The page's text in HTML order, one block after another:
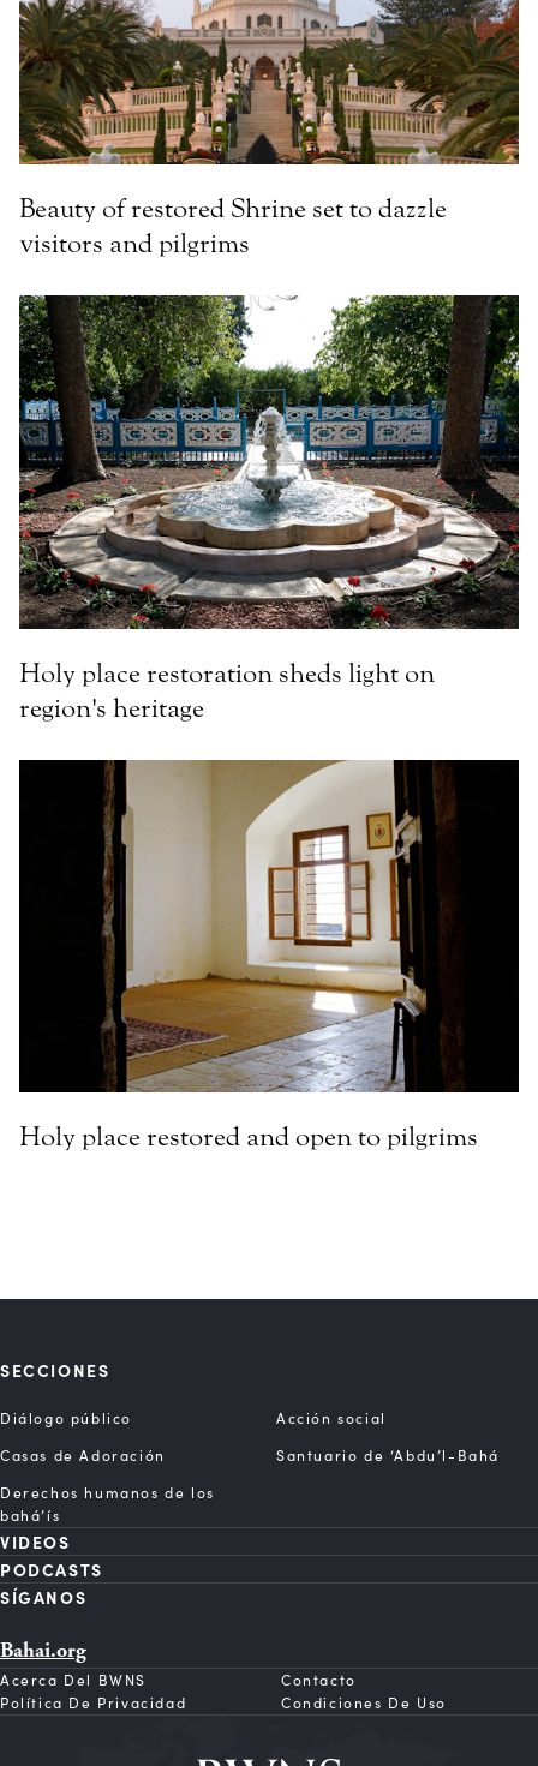
Beauty of restored Shrine set to dazzle
visitors and pilgrims
Holy place restoration sheds light on
region's heritage
Holy place restored and open to pilgrims
SECCIONES
Diálogo público
Acción social
Casas de Adoración
Santuario de ‘Abdu’l-Bahá
Derechos humanos de los
bahá’ís
VIDEOS
PODCASTS
SÍGANOS
Bahai.org
Acerca Del BWNS
Contacto
Política De Privacidad
Condiciones De Uso